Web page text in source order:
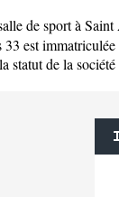
de sport à
est
statut de la